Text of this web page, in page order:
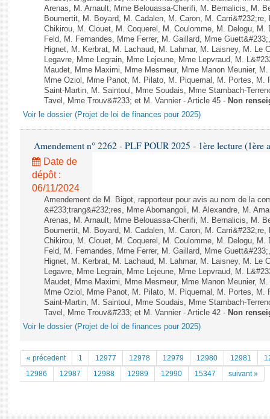
Arenas, M. Arnault, Mme Belouassa-Cherifi, M. Bernalicis, M.
Boumertit, M. Boyard, M. Cadalen, M. Caron, M.
Chikirou, M. Clouet, M. Coquerel, M. Coulomme, M. Delogu, M.
Feld, M. Fernandes, Mme Ferrer, M. Gaillard, Mme
Hignet, M. Kerbrat, M. Lachaud, M. Lahmar, M. Laisney, M. Le
Legavre, Mme Legrain, Mme Lejeune, Mme Lepvraud, M.
Maudet, Mme Maximi, Mme Mesmeur, Mme Manon Meunier,
Mme Oziol, Mme Panot, M. Pilato, M. Piquemal, M. Portes, M.
Saint-Martin, M. Saintoul, Mme Soudais, Mme Stambach-
Tavel, Mme Trouv&#233; et M. Vannier - Article 45 - Non
Voir le dossier (Projet de loi de finances pour 2025)
Amendement n° 2262 - PLF POUR 2025 - 1ère lecture (1ère
Date de
dépôt :
06/11/2024
Amendement de M. Bigot, rapporteur pour avis au nom de la
&#233;trang&#232;res, Mme Abomangoli, M. Alexandre, M.
Arenas, M. Arnault, Mme Belouassa-Cherifi, M. Bernalicis, M.
Boumertit, M. Boyard, M. Cadalen, M. Caron, M.
Chikirou, M. Clouet, M. Coquerel, M. Coulomme, M. Delogu, M.
Feld, M. Fernandes, Mme Ferrer, M. Gaillard, Mme
Hignet, M. Kerbrat, M. Lachaud, M. Lahmar, M. Laisney, M. Le
Legavre, Mme Legrain, Mme Lejeune, Mme Lepvraud, M.
Maudet, Mme Maximi, Mme Mesmeur, Mme Manon Meunier,
Mme Oziol, Mme Panot, M. Pilato, M. Piquemal, M. Portes, M.
Saint-Martin, M. Saintoul, Mme Soudais, Mme Stambach-
Tavel, Mme Trouv&#233; et M. Vannier - Article 42 - Non
Voir le dossier (Projet de loi de finances pour 2025)
« précedent 1 12977 12978 12979 12980 12981
12986
12987 12988 12989 12990 15347 suivant »